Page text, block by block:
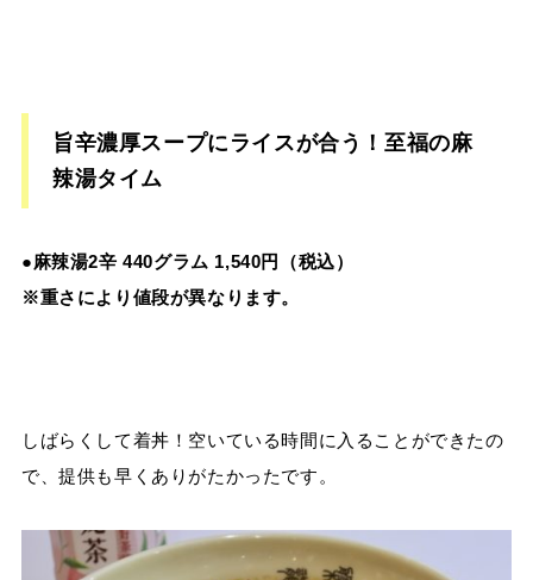
旨辛濃厚スープにライスが合う！至福の麻
辣湯タイム
●麻辣湯2辛 440グラム 1,540円（税込）
※重さにより値段が異なります。
しばらくして着丼！空いている時間に入ることができたの
で、提供も早くありがたかったです。